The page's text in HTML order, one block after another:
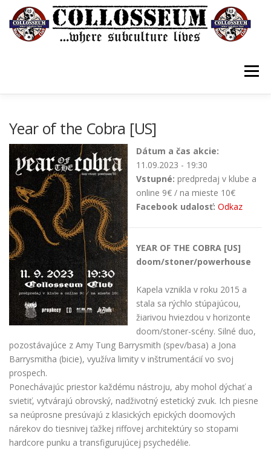
Prejsť
obsah
Menu
KONTAKTY GUESTBOOK GALÉRIA
Year of the Cobra [US]
Dátum a čas akcie:
11.09.2023 - 19:30
Vstupné: predpredaj v klube a
online 9€ / na mieste 10€
Facebook udalosť: Odkaz
YEAR OF THE COBRA [US]
doom/stoner/powerhouse
Kapela vznikla v roku 2015 a
stala sa rýchlo stúpajúcou,
žiarivou hviezdou v horizonte
doom/stoner-scény. Silné duo,
pozostávajúce z Amy Tung Barrysmith (spev/basa) a Jona
Barrysmitha (bicie), využíva limity v inštrumentácií vo svoj
prospech.
Ponechávajúc priestor každému nástroju, aby mohol dýchať a
svietiť, vytvárajú obrovský, nadživotný estetický zvuk. Ich piesne
sa neúprosne presúvajú z klasických epických doomových
nárekov do tiesnivej ťažkej riffovej architektúry so stopami
hardcore punku a transfigurujúcej psychedélie.